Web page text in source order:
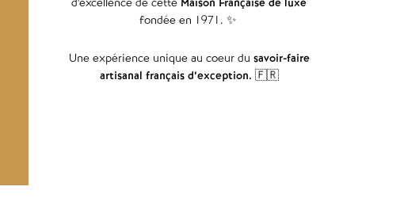
fondée en 1971. ✨
Une expérience unique au coeur du savoir-faire
artisanal français d’exception. 🇫🇷